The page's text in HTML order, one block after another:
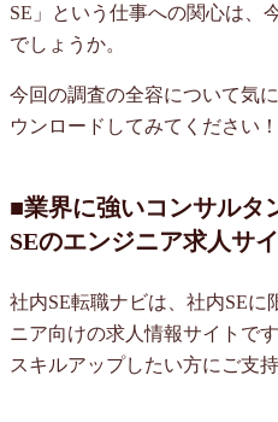
SE」という仕事への関心は、
でしょうか。
今回の調査の全容について気
ウンロードしてみてください！
■業界に強いコンサルタ
SEのエンジニア求人サ
社内SE転職ナビは、社内SE
ニア向けの求人情報サイトで
スキルアップしたい方にご支